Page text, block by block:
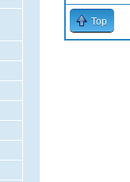
Top